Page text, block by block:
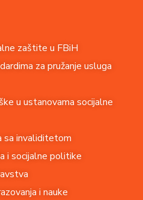
zaštite u FBiH
za pružanje usluga
u ustanovama socijalne
sa invaliditetom
i socijalne politike
i nauke